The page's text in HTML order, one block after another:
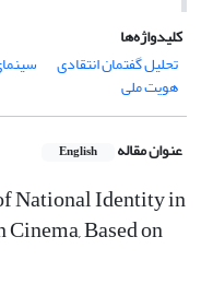
کلیدواژه‌ها
تحلیل گفتمان انتقادی
هویت ملی
عنوان مقاله English
National Identity in
Based on